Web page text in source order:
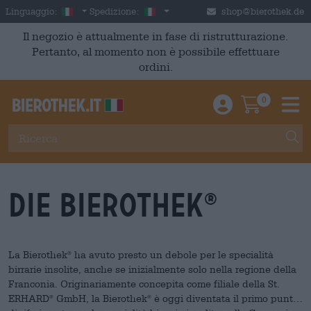
Skip to main content
Linguaggio: Italian
Spedizione: Italia shop@bierothek.de
Il negozio è attualmente in fase di ristrutturazione.
Pertanto, al momento non è possibile effettuare
ordini.
Einloggen /
0
Die Bierothek®
La Bierothek®
ha avuto presto un debole per le specialità
birrarie insolite, anche se inizialmente solo nella regione della
Franconia. Originariamente concepita come filiale della St.
ERHARD ® GmbH, la Bierothek®
è oggi diventata il primo punto